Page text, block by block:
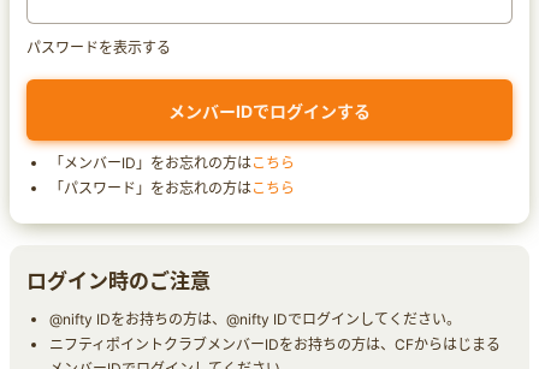
パスワードを表示する
「メンバーID」をお忘れの方はこちら
「パスワード」をお忘れの方はこちら
ログイン時のご注意
@nifty IDをお持ちの方は、@nifty IDでログインしてください。
ニフティポイントクラブメンバーIDをお持ちの方は、CFからはじまる